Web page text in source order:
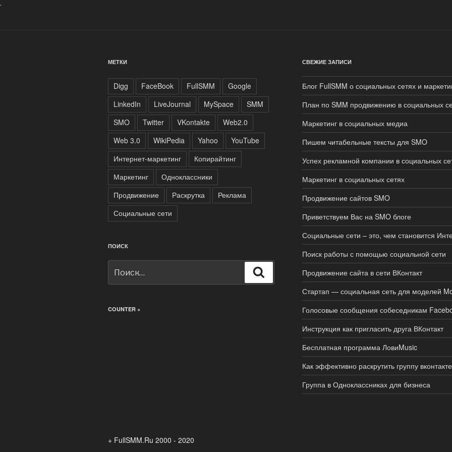
.
МЕТКИ
Digg FaceBook FullSMM
Google
LinkedIn
LiveJournal MySpace
SMM
SMO
Twitter VKontakte
Web2.0
Web 3.0
WikiPedia Yahoo
YouTube
Интернет-маркетинг
Копирайтинг
Маркетинг
Одноклассники
Продвижение
Раскрутка
Реклама
Социальные сети
ПОИСК
COUNTER +
СВЕЖИЕ ЗАПИСИ
Блог FullSMM о социальных сетях и
План по SMM продвижению в социальных
Маркетинг в социальных медиа
Пишем читабельные тексты для SMO
Успех рекламной компании в социальных
Маркетинг в социальных сетях
Продвижение сайтов SMO
Приветствуем Вас на SMO блоге
Социальные сети – это, чем становится
Поиск работы с помощью социальной сети
Продвижение сайта в сети ВКонтакт
Стартап — социальная сеть для моделей
Голосовые сообщения собеседникам
Инструкция как пригласить друга ВКонтакт
Бесплатная программа ЛовиMusic
Как эффективно раскрутить группу вконтакте
Группа в Одноклассниках для бизнеса
+ FullSMM.Ru 2000 - 2020